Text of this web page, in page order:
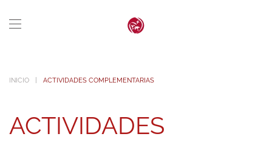
INICIO ACTIVIDADES COMPLEMENTARIAS
ACTIVIDADES